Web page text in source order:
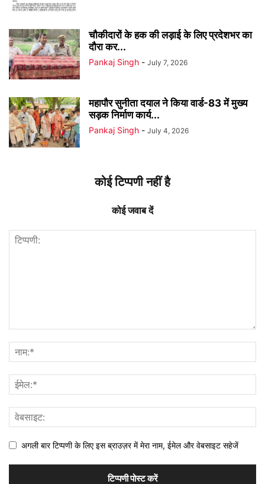
चौकीदारों के हक की लड़ाई के लिए प्रदेशभर का
दौरा कर...
Pankaj Singh - July 7, 2026
महापौर सुनीता दयाल ने किया वार्ड-83 में मुख्य
सड़क निर्माण कार्य...
Pankaj Singh - July 4, 2026
कोई टिप्पणी नहीं है
कोई जवाब दें
अगली बार टिप्पणी के लिए इस ब्राउज़र में मेरा नाम, ईमेल और वेबसाइट सहेजें